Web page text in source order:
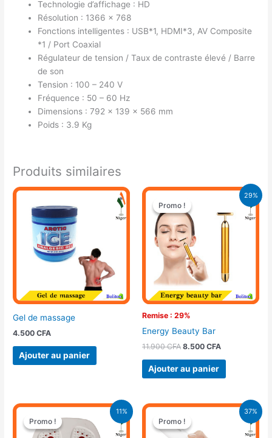
Technologie d’affichage : HD
Résolution : 1366 x 768
Fonctions intelligentes : USB*1, HDMI*3, AV Composite
*1 / Port Coaxial
Régulateur de tension / Taux de contraste élevé / Barre
de son
Tension : 100 – 240 V
Fréquence : 50 – 60 Hz
Dimensions : 792 x 139 x 566 mm
Poids : 3.9 Kg
Produits similaires
Gel de massage
4.500CFA
Ajouter au panier
29%
Promo !
Remise : 29%
Promo !
Energy Beauty Bar
11.900CFA
Le
prix
initial
était :
11.900 CFA.
8.500 CFA
Le
actuel
est :
8.500 CFA.
Ajouter au panier
11%
Promo !
Promo !
Le
prix
initial
Le
prix
actuel
37%
Promo !
Promo !
Le
prix
initial
Le